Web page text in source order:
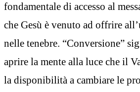
fondamentale di accesso al
che Gesù è venuto ad offrire
nelle tenebre. “Conversione”
aprire la mente alla luce che il
la disponibilità a cambiare le